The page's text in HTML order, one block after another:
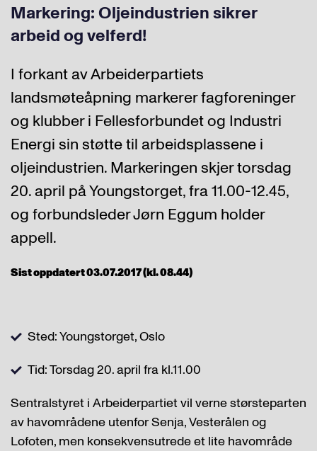
Markering: Oljeindustrien sikrer
arbeid og velferd!
I forkant av Arbeiderpartiets
landsmøteåpning markerer fagforeninger
og klubber i Fellesforbundet og Industri
Energi sin støtte til arbeidsplassene i
oljeindustrien. Markeringen skjer torsdag
20. april på Youngstorget, fra 11.00-12.45,
og forbundsleder Jørn Eggum holder
appell.
Sist oppdatert 03.07.2017 (kl. 08.44)
Sted: Youngstorget, Oslo
Tid: Torsdag 20. april fra kl.11.00
Sentralstyret i Arbeiderpartiet vil verne størsteparten
av havområdene utenfor Senja, Vesterålen og
Lofoten, men konsekvensutrede et lite havområde